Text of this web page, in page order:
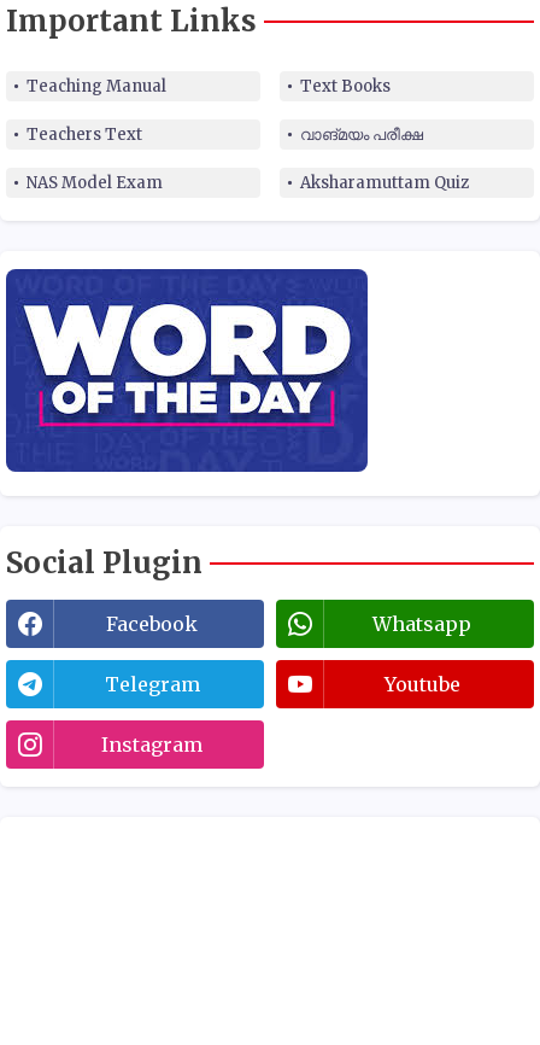
Important Links
Teaching Manual Text Books
Teachers Text വാങ്മയം പരീക്ഷ
NAS Model Exam Aksharamuttam Quiz
Social Plugin
Facebook Whatsapp
Telegram Youtube
Instagram